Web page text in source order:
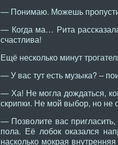
— Понимаю. Можешь
— Когда ма… Рита
счастлива!
Ещё несколько минут
— У вас тут есть музыка? –
— Ха! Не могла дождаться,
скрипки. Не мой выбор, но не
— Позволите вас
пола. Её лобок оказался
насколько мокрая